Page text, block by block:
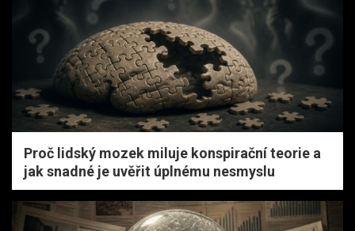
Proč lidský mozek miluje konspirační teorie a
jak snadné je uvěřit úplnému nesmyslu